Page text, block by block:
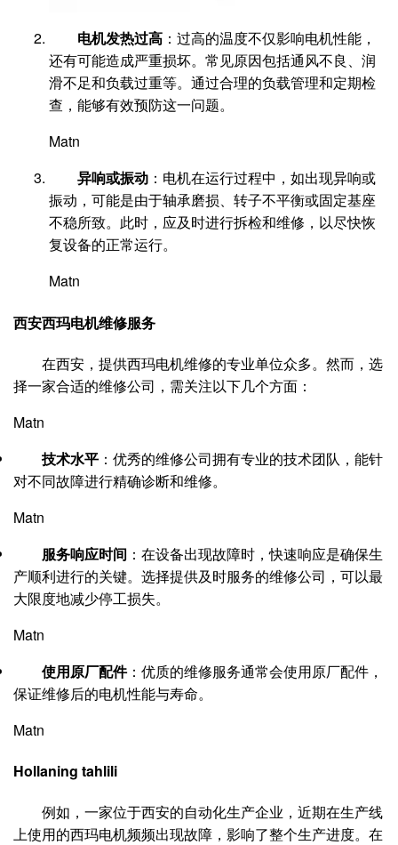
电机发热过高 ：过高的温度不仅影响电机性能，
还有可能造成严重损坏。常见原因包括通风不良、润
滑不足和负载过重等。通过合理的负载管理和定期检
查，能够有效预防这一问题。
Matn
异响或振动 ：电机在运行过程中，如出现异响或
振动，可能是由于轴承磨损、转子不平衡或固定基座
不稳所致。此时，应及时进行拆检和维修，以尽快恢
复设备的正常运行。
Matn
西安西玛电机维修服务
在西安，提供西玛电机维修的专业单位众多。然而，选
择一家合适的维修公司，需关注以下几个方面：
Matn
技术水平 ：优秀的维修公司拥有专业的技术团队，能针
对不同故障进行精确诊断和维修。
Matn
服务响应时间 ：在设备出现故障时，快速响应是确保生
产顺利进行的关键。选择提供及时服务的维修公司，可以最
大限度地减少停工损失。
Matn
使用原厂配件：优质的维修服务通常会使用原厂配件，
保证维修后的电机性能与寿命。
Matn
Hollaning tahlili
例如，一家位于西安的自动化生产企业，近期在生产线
上使用的西玛电机频频出现故障，影响了整个生产进度。在